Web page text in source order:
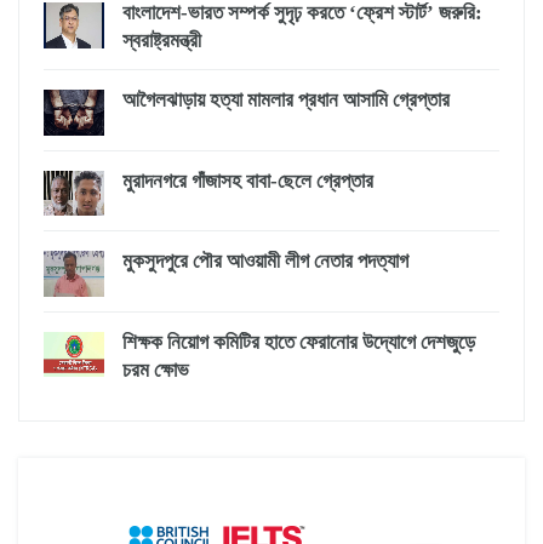
বাংলাদেশ-ভারত সম্পর্ক সুদৃঢ় করতে ‘ফ্রেশ স্টার্ট’ জরুরি:
স্বরাষ্ট্রমন্ত্রী
আগৈলঝাড়ায় হত্যা মামলার প্রধান আসামি গ্রেপ্তার
মুরাদনগরে গাঁজাসহ বাবা-ছেলে গ্রেপ্তার
মুকসুদপুরে পৌর আওয়ামী লীগ নেতার পদত্যাগ
শিক্ষক নিয়োগ কমিটির হাতে ফেরানোর উদ্যোগে দেশজুড়ে
চরম ক্ষোভ